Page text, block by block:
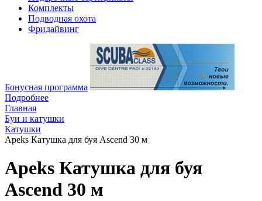
Комплекты
Подводная охота
Фридайвинг
Бонусная программа
Подробнее
Главная
Буи и катушки
Катушки
Apeks Катушка для буя Ascend 30 м
Apeks Катушка для буя
Ascend 30 м